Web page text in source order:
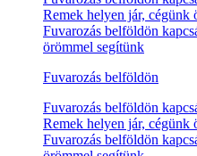
Remek helyen jár, cégünk
Fuvarozás belföldön
örömmel segítünk
Fuvarozás belföldön
Fuvarozás belföldön
Remek helyen jár, cégünk
Fuvarozás belföldön